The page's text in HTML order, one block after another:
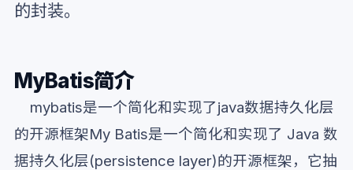
的封装。
MyBatis简介
mybatis是一个简化和实现了java数据持久化层
的开源框架My Batis是一个简化和实现了 Java 数
据持久化层(persistence layer)的开源框架，它抽